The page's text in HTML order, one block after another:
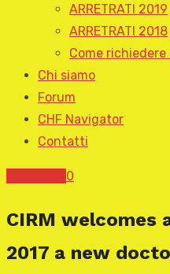
ARRETRATI 2019
ARRETRATI 2018
Come
Chi siamo
Forum
CHF Navigator
Contatti
0
CIRM welcomes
2017 a new